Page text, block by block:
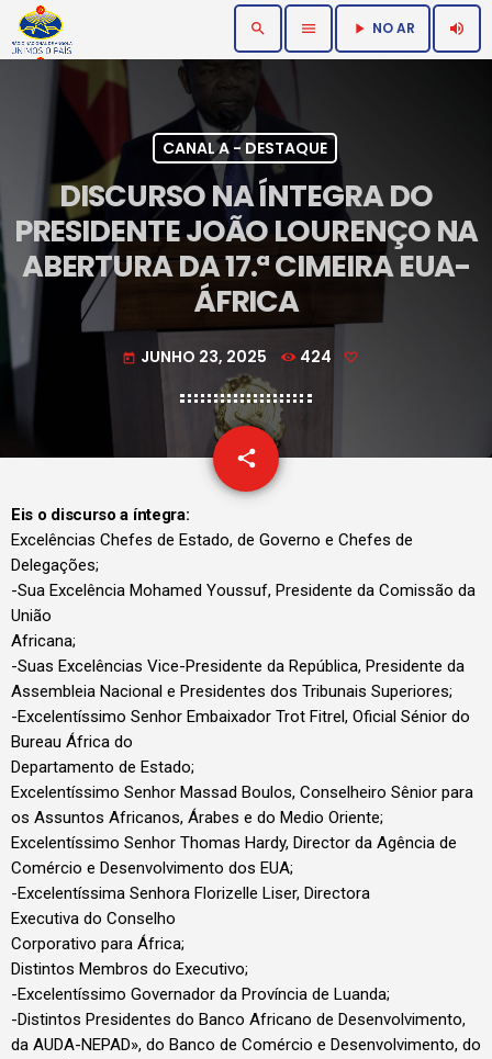
search menu play_arrow NO AR volume_up
CANAL A - DESTAQUE
DISCURSO NA ÍNTEGRA DO
PRESIDENTE JOÃO LOURENÇO NA
ABERTURA DA 17.ª CIMEIRA EUA-
ÁFRICA
today JUNHO 23, 2025 424
share
email
Eis o discurso a íntegra:
Excelências Chefes de Estado, de Governo e Chefes de
Delegações;
-Sua Excelência Mohamed Youssuf, Presidente da Comissão da
União
Africana;
-Suas Excelências Vice-Presidente da República, Presidente da
Assembleia Nacional e Presidentes dos Tribunais Superiores;
-Excelentíssimo Senhor Embaixador Trot Fitrel, Oficial Sénior do
Bureau África do
Departamento de Estado;
Excelentíssimo Senhor Massad Boulos, Conselheiro Sênior para
os Assuntos Africanos, Árabes e do Medio Oriente;
Excelentíssimo Senhor Thomas Hardy, Director da Agência de
Comércio e Desenvolvimento dos EUA;
-Excelentíssima Senhora Florizelle Liser, Directora
Executiva do Conselho
Corporativo para África;
Distintos Membros do Executivo;
-Excelentíssimo Governador da Província de Luanda;
-Distintos Presidentes do Banco Africano de Desenvolvimento,
da AUDA-NEPAD», do Banco de Comércio e Desenvolvimento, do